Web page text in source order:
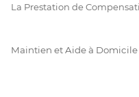
La Prestation de
Maintien et Aide à Domicile